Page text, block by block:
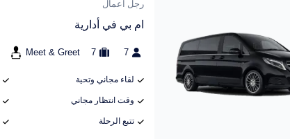
رجل اعمال
ام بي في أدارية
7
7
Meet & Greet
لقاء مجاني وتحية
وقت انتظار مجاني
تتبع الرحلة